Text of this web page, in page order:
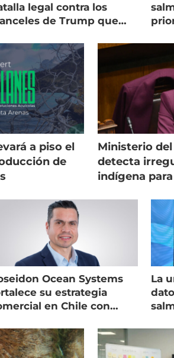
legal contra los
de Trump que
a piso el
de
Ministerio
detecta
indígena
Ocean Systems
su estrategia
en Chile con
La